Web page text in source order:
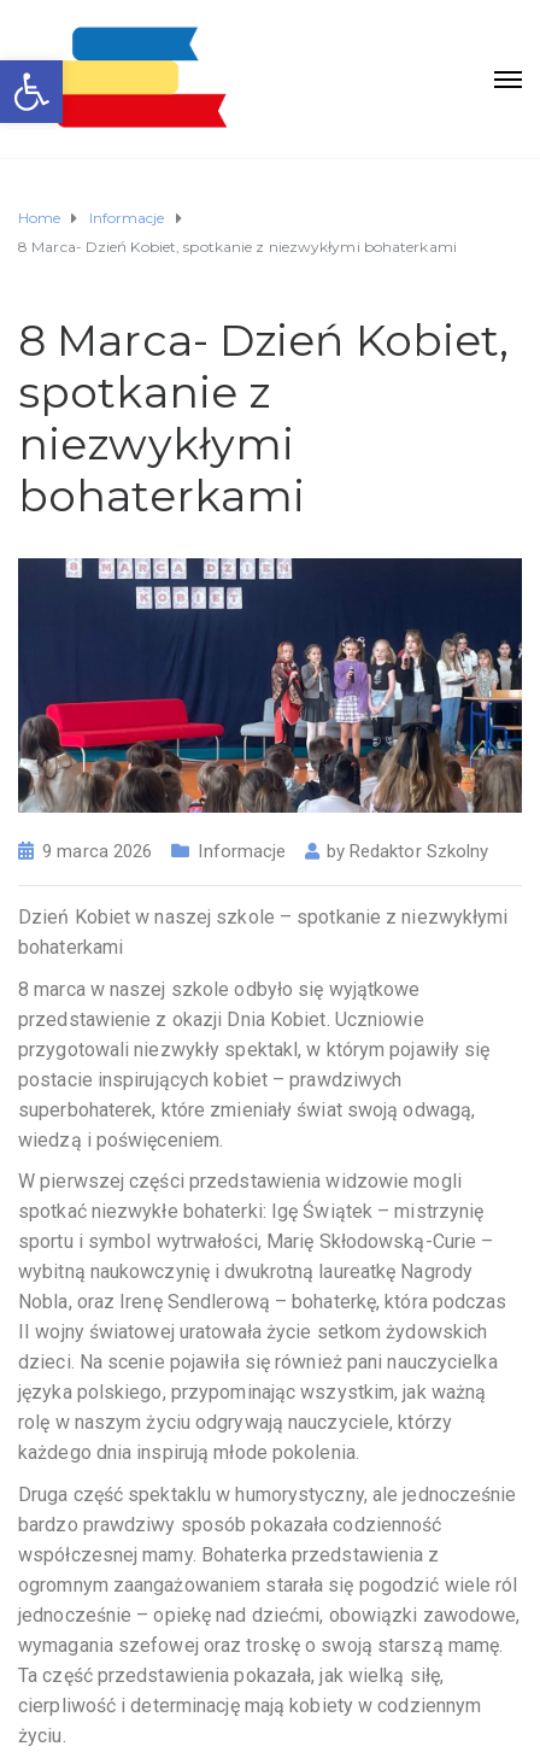
Otwórz pasek narzędzi
Home
Informacje
8 Marca- Dzień Kobiet, spotkanie z niezwykłymi bohaterkami
8 Marca- Dzień Kobiet,
spotkanie z
niezwykłymi
bohaterkami
9 marca 2026 Informacje by Redaktor Szkolny
Dzień Kobiet w naszej szkole – spotkanie z niezwykłymi
bohaterkami
8 marca w naszej szkole odbyło się wyjątkowe
przedstawienie z okazji Dnia Kobiet. Uczniowie
przygotowali niezwykły spektakl, w którym pojawiły się
postacie inspirujących kobiet – prawdziwych
superbohaterek, które zmieniały świat swoją odwagą,
wiedzą i poświęceniem.
W pierwszej części przedstawienia widzowie mogli
spotkać niezwykłe bohaterki: Igę Świątek – mistrzynię
sportu i symbol wytrwałości, Marię Skłodowską-Curie –
wybitną naukowczynię i dwukrotną laureatkę Nagrody
Nobla, oraz Irenę Sendlerową – bohaterkę, która podczas
II wojny światowej uratowała życie setkom żydowskich
dzieci. Na scenie pojawiła się również pani nauczycielka
języka polskiego, przypominając wszystkim, jak ważną
rolę w naszym życiu odgrywają nauczyciele, którzy
każdego dnia inspirują młode pokolenia.
Druga część spektaklu w humorystyczny, ale jednocześnie
bardzo prawdziwy sposób pokazała codzienność
współczesnej mamy. Bohaterka przedstawienia z
ogromnym zaangażowaniem starała się pogodzić wiele ról
jednocześnie – opiekę nad dziećmi, obowiązki zawodowe,
wymagania szefowej oraz troskę o swoją starszą mamę.
Ta część przedstawienia pokazała, jak wielką siłę,
cierpliwość i determinację mają kobiety w codziennym
życiu.